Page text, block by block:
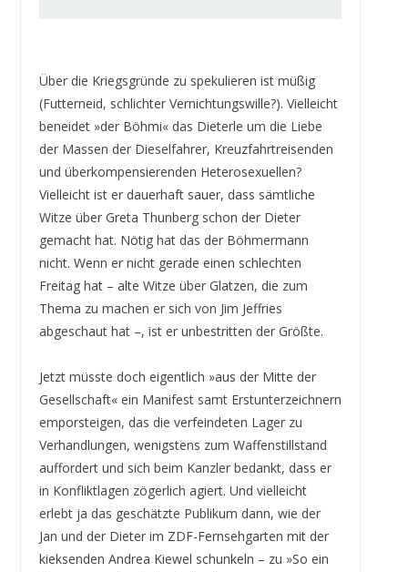
Über die Kriegsgründe zu spekulieren ist müßig
(Futterneid, schlichter Vernichtungswille?). Vielleicht
beneidet »der Böhmi« das Dieterle um die Liebe
der Massen der Dieselfahrer, Kreuzfahrtreisenden
und überkompensierenden Heterosexuellen?
Vielleicht ist er dauerhaft sauer, dass sämtliche
Witze über Greta Thunberg schon der Dieter
gemacht hat. Nötig hat das der Böhmermann
nicht. Wenn er nicht gerade einen schlechten
Freitag hat – alte Witze über Glatzen, die zum
Thema zu machen er sich von Jim Jeffries
abgeschaut hat –, ist er unbestritten der Größte.
Jetzt müsste doch eigentlich »aus der Mitte der
Gesellschaft« ein Manifest samt Erstunterzeichnern
emporsteigen, das die verfeindeten Lager zu
Verhandlungen, wenigstens zum Waffenstillstand
auffordert und sich beim Kanzler bedankt, dass er
in Konfliktlagen zögerlich agiert. Und vielleicht
erlebt ja das geschätzte Publikum dann, wie der
Jan und der Dieter im ZDF-Fernsehgarten mit der
kieksenden Andrea Kiewel schunkeln – zu »So ein